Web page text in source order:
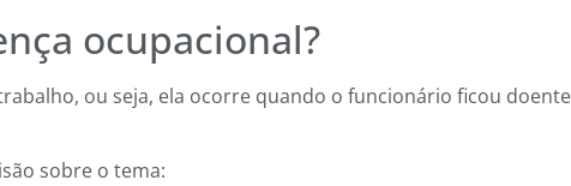
ocupacional?
ou seja, ela ocorre quando o funcionário ficou doente
sobre o tema: